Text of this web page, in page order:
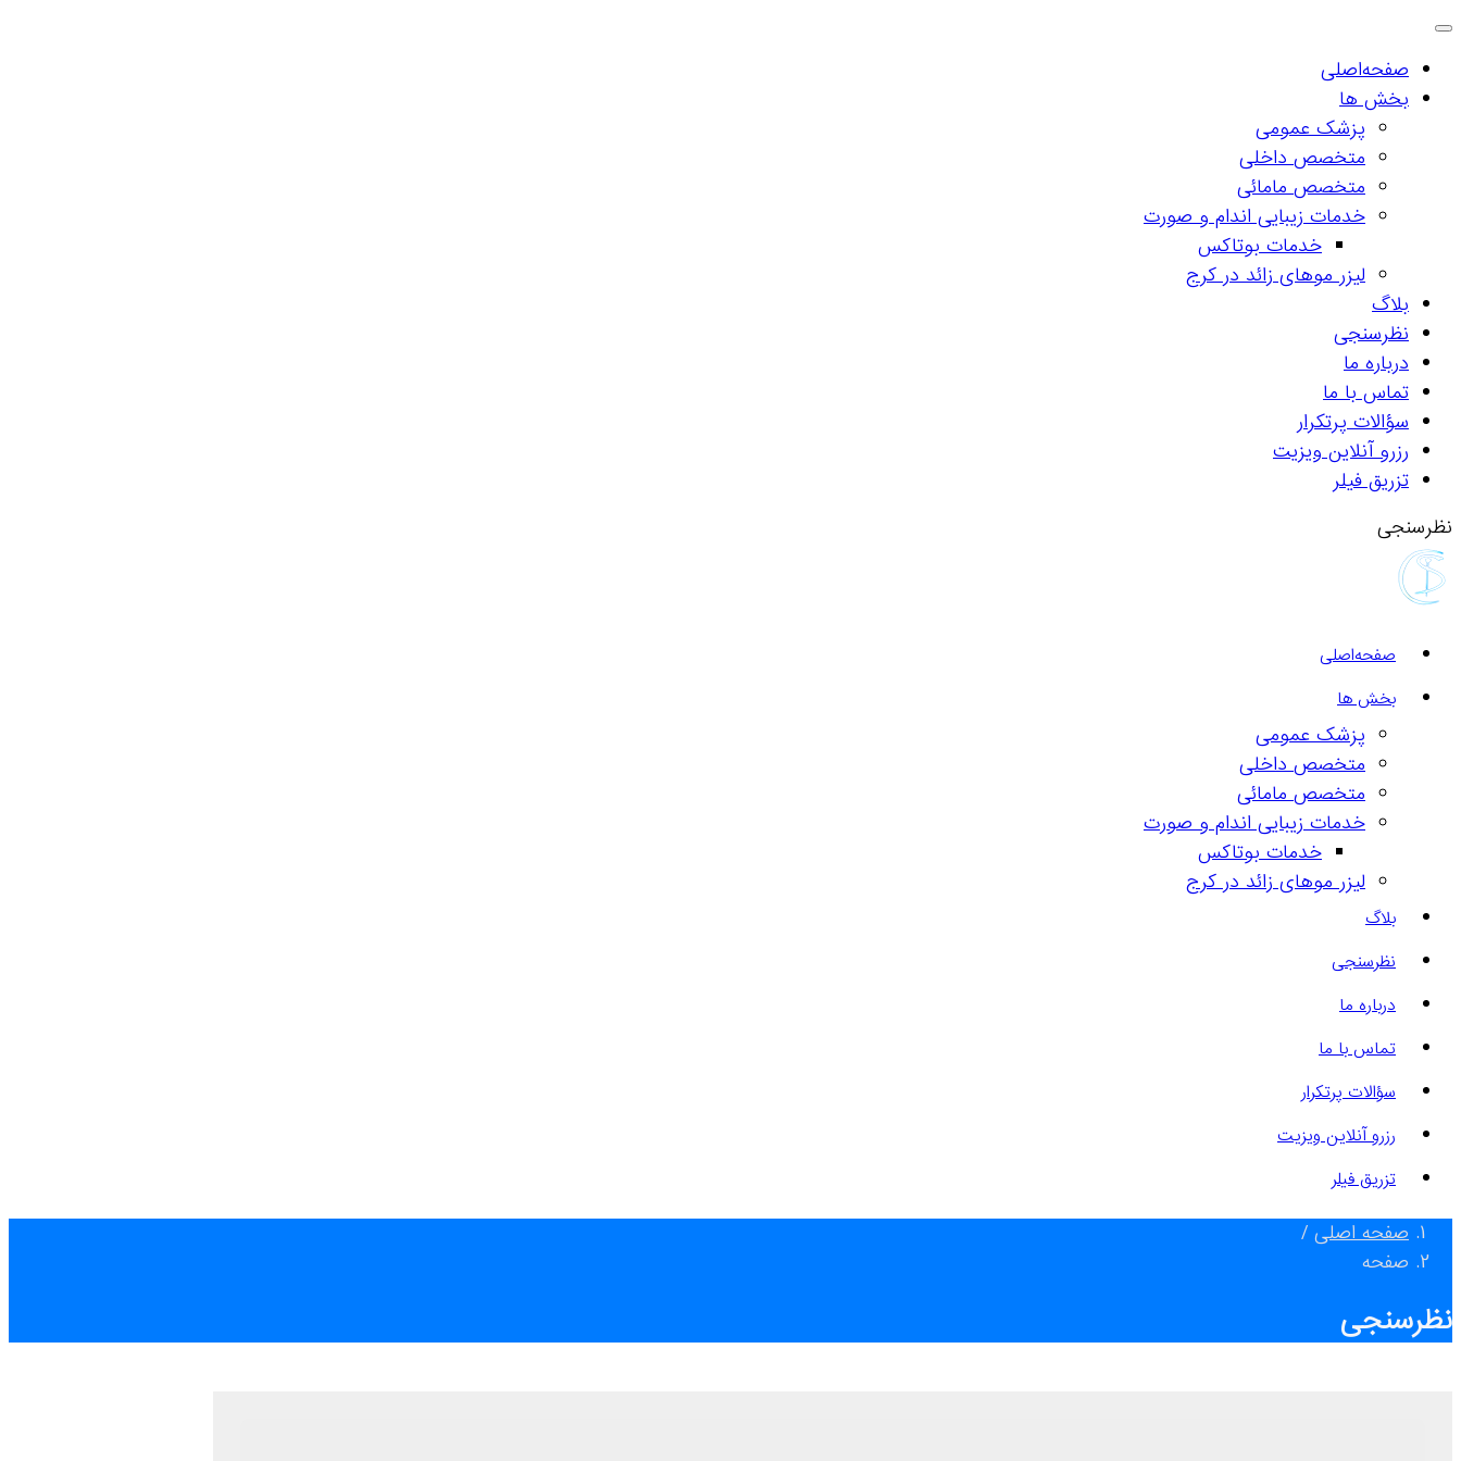
صفحه‌اصلی
بخش ها
پزشک عمومی
متخصص داخلی
متخصص مامائی
خدمات زیبایی اندام و صورت
خدمات بوتاکس
لیزر موهای زائد در کرج
بلاگ
نظرسنجی
درباره ما
تماس با ما
سؤالات پرتکرار
رزرو آنلاین ویزیت
تزریق فیلر
نظرسنجی
صفحه‌اصلی
بخش ها
پزشک عمومی
متخصص داخلی
متخصص مامائی
خدمات زیبایی اندام و صورت
خدمات بوتاکس
لیزر موهای زائد در کرج
بلاگ
نظرسنجی
درباره ما
تماس با ما
سؤالات پرتکرار
رزرو آنلاین ویزیت
تزریق فیلر
صفحه اصلی /
صفحه
نظرسنجی